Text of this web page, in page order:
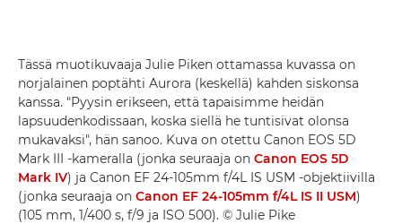
Tässä muotikuvaaja Julie Piken ottamassa kuvassa on
norjalainen poptähti Aurora (keskellä) kahden siskonsa
kanssa. "Pyysin erikseen, että tapaisimme heidän
lapsuudenkodissaan, koska siellä he tuntisivat olonsa
mukavaksi", hän sanoo. Kuva on otettu Canon EOS 5D
Mark III -kameralla (jonka seuraaja on Canon EOS 5D
Mark IV) ja Canon EF 24-105mm f/4L IS USM -objektiivilla
(jonka seuraaja on Canon EF 24-105mm f/4L IS II USM)
(105 mm, 1/400 s, f/9 ja ISO 500). © Julie Pike